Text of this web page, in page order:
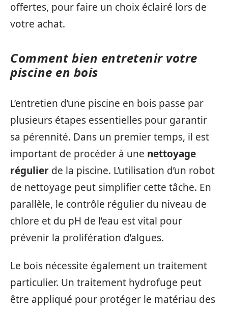
offertes, pour faire un choix éclairé lors de
votre achat.
Comment bien entretenir votre
piscine en bois
L’entretien d’une piscine en bois passe par
plusieurs étapes essentielles pour garantir
sa pérennité. Dans un premier temps, il est
important de procéder à une nettoyage
régulier de la piscine. L’utilisation d’un robot
de nettoyage peut simplifier cette tâche. En
parallèle, le contrôle régulier du niveau de
chlore et du pH de l’eau est vital pour
prévenir la prolifération d’algues.
Le bois nécessite également un traitement
particulier. Un traitement hydrofuge peut
être appliqué pour protéger le matériau des